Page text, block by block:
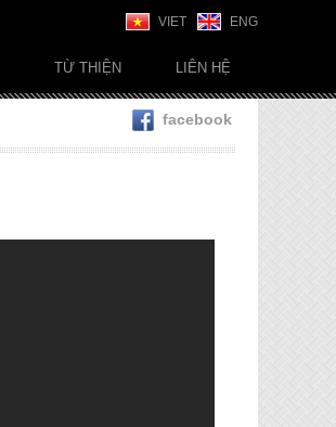
VIET ENG
TỪ THIỆN LIÊN HỆ
facebook